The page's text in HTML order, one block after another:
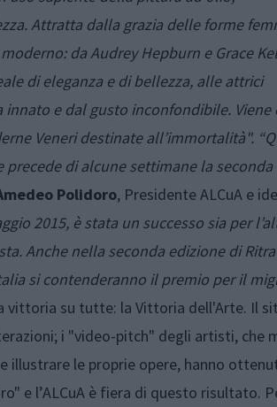
Attratta dalla grazia delle forme
da Audrey Hepburn e Grace
di eleganza e di bellezza, alle attrici
e dal gusto inconfondibile. Viene
Veneri destinate all’immortalità".
di alcune settimane la seconda
Polidoro, Presidente ALCuA e
2015, è stata un successo sia per
Anche nella seconda edizione di
si contenderanno il premio per il
vittoria su tutte: la Vittoria dell'Arte. Il
i "video-pitch" degli artisti, che
illustrare le proprie opere, hanno
e l’ALCuA è fiera di questo risultato.